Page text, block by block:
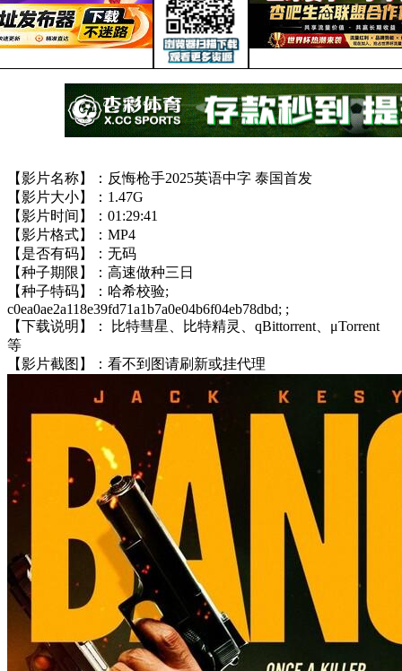
【影片名称】：反悔枪手2025英语中字 泰国首发
【影片大小】：1.47G
【影片时间】：01:29:41
【影片格式】：MP4
【是否有码】：无码
【种子期限】：高速做种三日
【种子特码】：哈希校验;
c0ea0ae2a118e39fd71a1b7a0e04b6f04eb78dbd; ;
【下载说明】： 比特彗星、比特精灵、qBittorrent、μTorrent
等
【影片截图】：看不到图请刷新或挂代理